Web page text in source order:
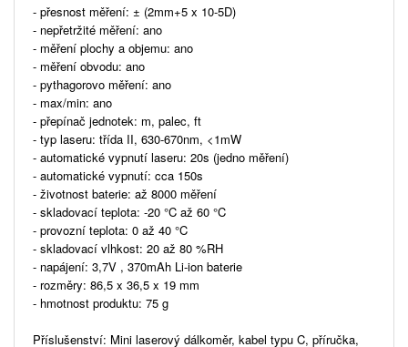
- přesnost měření: ± (2mm+5 x 10-5D)
- nepřetržité měření: ano
- měření plochy a objemu: ano
- měření obvodu: ano
- pythagorovo měření: ano
- max/min: ano
- přepínač jednotek: m, palec, ft
- typ laseru: třída II, 630-670nm, <1mW
- automatické vypnutí laseru: 20s (jedno měření)
- automatické vypnutí: cca 150s
- životnost baterie: až 8000 měření
- skladovací teplota: -20 °C až 60 °C
- provozní teplota: 0 až 40 °C
- skladovací vlhkost: 20 až 80 %RH
- napájení: 3,7V , 370mAh Li-ion baterie
- rozměry: 86,5 x 36,5 x 19 mm
- hmotnost produktu: 75 g
Příslušenství: Mini laserový dálkoměr, kabel typu C, příručka,